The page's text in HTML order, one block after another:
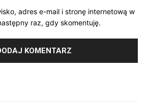
adres e-mail i stronę internetową w
raz, gdy skomentuję.